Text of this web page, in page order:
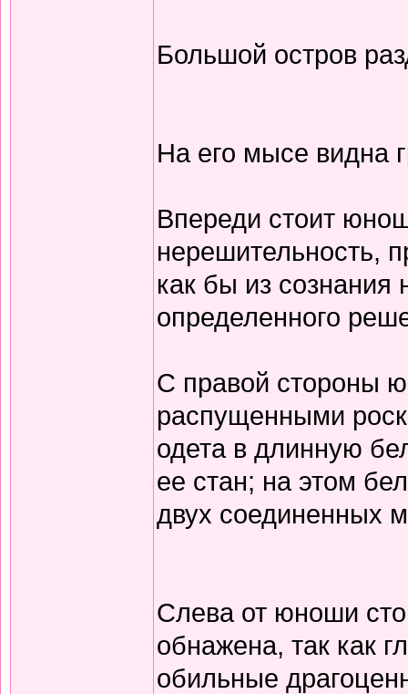
Большой остров
На его мысе видна
Впереди стоит
нерешительность,
как бы из сознания
определенного
С правой стороны
распущенными
одета в длинную
ее стан; на этом
двух соединенных
Слева от юноши
обнажена, так как
обильные